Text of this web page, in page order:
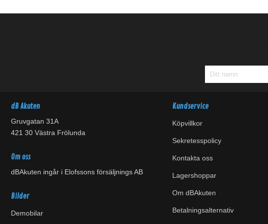
dB Akuten
Gruvgatan 31A
421 30 Västra Frölunda
Om oss
dBAkuten ingår i Elofssons försäljnings AB
Bilder
Demobilar
Kundservice
Köpvillkor
Sekretesspolicy
Kontakta oss
Lagershoppar
Om dBAkuten
Betalningsalternativ